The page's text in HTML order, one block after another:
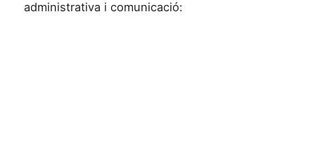
administrativa i comunicació: